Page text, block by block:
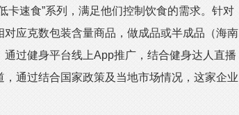
卡速食”系列，满足他们控制饮食的需求。针对
应克数包装含量商品，做成品或半成品（海南
过健身平台线上App推广，结合健身达人直播
通过结合国家政策及当地市场情况，这家企业